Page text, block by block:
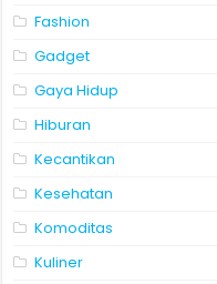
Fashion
Gadget
Gaya Hidup
Hiburan
Kecantikan
Kesehatan
Komoditas
Kuliner